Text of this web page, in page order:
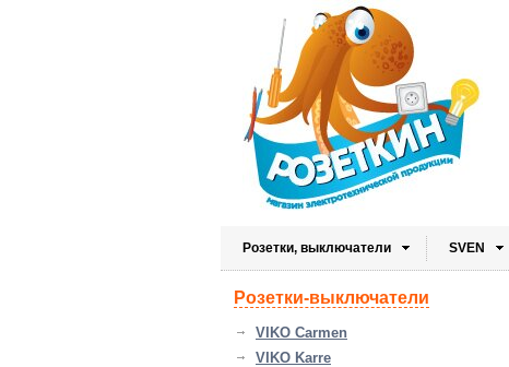
Розетки, выключатели SVEN
Розетки-выключатели
VIKO Carmen
VIKO Karre